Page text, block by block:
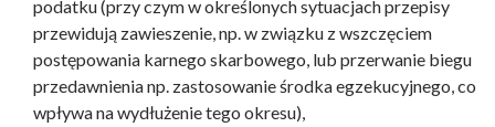
podatku (przy czym w określonych sytuacjach przepisy
przewidują zawieszenie, np. w związku z wszczęciem
postępowania karnego skarbowego, lub przerwanie biegu
przedawnienia np. zastosowanie środka egzekucyjnego, co
wpływa na wydłużenie tego okresu),